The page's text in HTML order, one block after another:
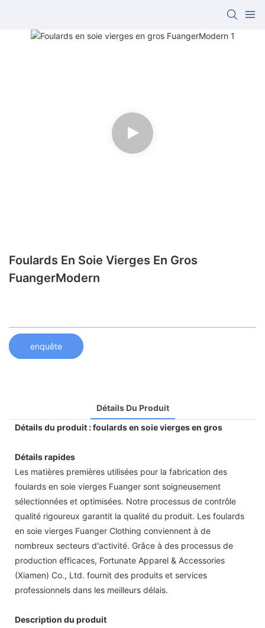
Foulards En Soie Vierges En Gros
FuangerModern
enquête
Détails Du Produit
Détails du produit : foulards en soie vierges en gros
Détails rapides
Les matières premières utilisées pour la fabrication des
foulards en soie vierges Fuanger sont soigneusement
sélectionnées et optimisées. Notre processus de contrôle
qualité rigoureux garantit la qualité du produit. Les foulards
en soie vierges Fuanger Clothing conviennent à de
nombreux secteurs d'activité. Grâce à des processus de
production efficaces, Fortunate Apparel & Accessories
(Xiamen) Co., Ltd. fournit des produits et services
professionnels dans les meilleurs délais.
Description du produit